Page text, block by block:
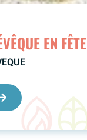
EN FÊTE